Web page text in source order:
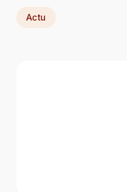
Actu